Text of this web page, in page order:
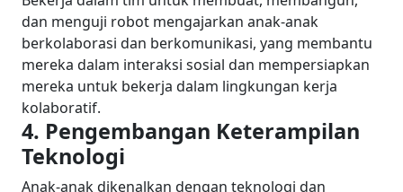
dan menguji robot mengajarkan anak-anak
berkolaborasi dan berkomunikasi, yang membantu
mereka dalam interaksi sosial dan mempersiapkan
mereka untuk bekerja dalam lingkungan kerja
kolaboratif.
4. Pengembangan Keterampilan
Teknologi
Anak-anak dikenalkan dengan teknologi dan